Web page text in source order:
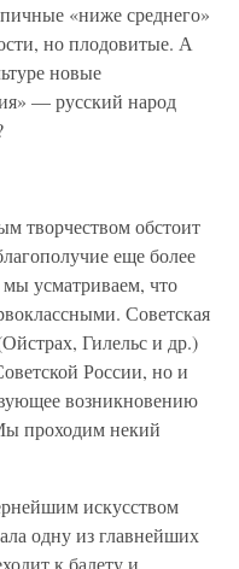
«ниже среднего»
но плодовитые. А
новые
— русский народ
творчеством обстоит
еще более
усматриваем, что
Советская
Гилельс и др.)
России, но и
возникновению
проходим некий
искусством
одну из главнейших
к балету и